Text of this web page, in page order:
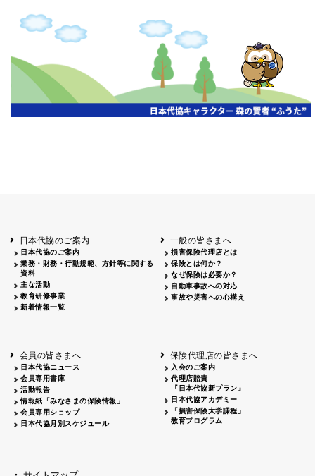
日本代協のご案内
日本代協のご案内
業務・財務・行動規範、方針等に関する
資料
主な活動
教育研修事業
新着情報一覧
一般の皆さまへ
損害保険代理店とは
保険とは何か？
なぜ保険は必要か？
自動車事故への対応
事故や災害への心構え
会員の皆さまへ
日本代協ニュース
会員専用書庫
活動報告
情報紙「みなさまの保険情報」
会員専用ショップ
日本代協月別スケジュール
保険代理店の皆さまへ
入会のご案内
代理店賠責
『日本代協新プラン』
日本代協アカデミー
「損害保険大学課程」
教育プログラム